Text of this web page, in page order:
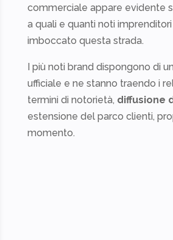
commerciale appare evidente
a quali e quanti noti
imboccato questa strada.
I più noti brand dispongono di
ufficiale e ne stanno traendo i
termini di notorietà, diffusione
estensione del parco clienti,
momento.